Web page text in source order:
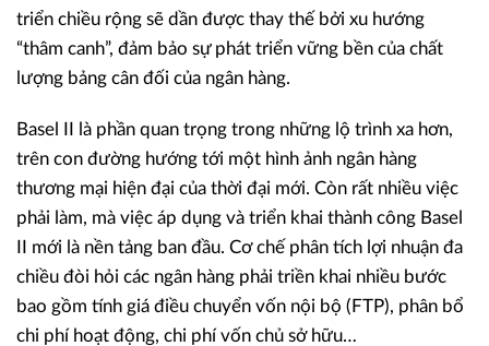
triển chiều rộng sẽ dần được thay thế bởi xu hướng
“thâm canh”, đảm bảo sự phát triển vững bền của chất
lượng bảng cân đối của ngân hàng.
Basel II là phần quan trọng trong những lộ trình xa hơn,
trên con đường hướng tới một hình ảnh ngân hàng
thương mại hiện đại của thời đại mới. Còn rất nhiều việc
phải làm, mà việc áp dụng và triển khai thành công Basel
II mới là nền tảng ban đầu. Cơ chế phân tích lợi nhuận đa
chiều đòi hỏi các ngân hàng phải triền khai nhiều bước
bao gồm tính giá điều chuyển vốn nội bộ (FTP), phân bổ
chi phí hoạt động, chi phí vốn chủ sở hữu…